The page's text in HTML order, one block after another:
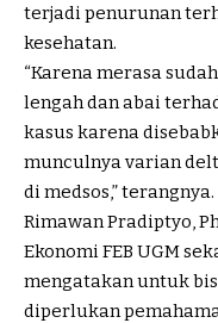
terjadi penurunan
kesehatan.
“Karena merasa
lengah dan abai
kasus karena
munculnya varian
di medsos,” terangnya.
Rimawan Pradiptyo,
Ekonomi FEB UGM
mengatakan untuk
diperlukan